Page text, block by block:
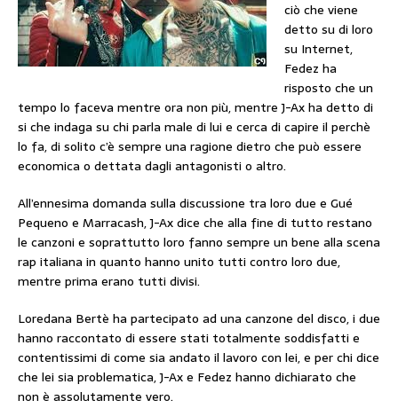
ciò che viene
detto su di loro
su Internet,
Fedez ha
risposto che un
tempo lo faceva mentre ora non più, mentre J-Ax ha detto di
si che indaga su chi parla male di lui e cerca di capire il perchè
lo fa, di solito c’è sempre una ragione dietro che può essere
economica o dettata dagli antagonisti o altro.
All’ennesima domanda sulla discussione tra loro due e Gué
Pequeno e Marracash, J-Ax dice che alla fine di tutto restano
le canzoni e soprattutto loro fanno sempre un bene alla scena
rap italiana in quanto hanno unito tutti contro loro due,
mentre prima erano tutti divisi.
Loredana Bertè ha partecipato ad una canzone del disco, i due
hanno raccontato di essere stati totalmente soddisfatti e
contentissimi di come sia andato il lavoro con lei, e per chi dice
che lei sia problematica, J-Ax e Fedez hanno dichiarato che
non è assolutamente vero.